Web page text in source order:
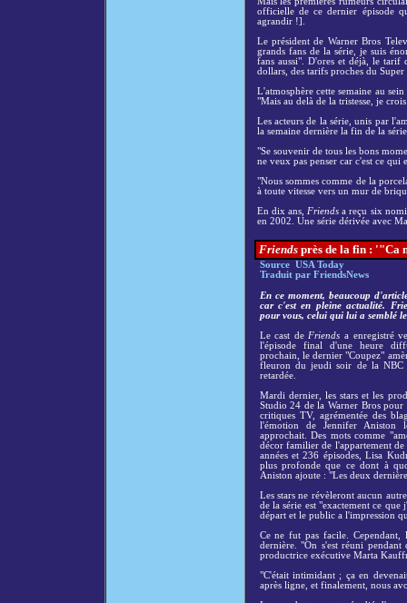
officielle de ce dernier épisode
agrandir !].
Le président de Warner Bros
grands fans de la série, je suis
fans aussi". D'ores et déjà, le tarif
dollars, des tarifs proches du
L'atmosphère cette semaine au
"Mais au delà de la tristesse, je
Les acteurs de la série, unis par
la semaine dernière la fin de la
"Se souvenir de tous les bons
ne veux pas penser car c'est ce qui
"Nous sommes comme de la
à toute vitesse vers un mur de
En dix ans, Friends a reçu six
en 2002. Une série dérivée avec
Friendsprès de la fin : '"Ca
Source USA Today
Traduit par FriendsNews
En ce moment, beaucoup
car c'est en pleine actualité.
pour vous, celui qui lui a semblé
Le cast de Friends a enregistré
l'épisode final d'une heure
prochain, le dernier "Coupez"
fleuron du jeudi soir de la
retardée.
Mardi dernier, les stars et les
Studio 24 de la Warner Bros
critiques TV, agrémentée des
l'émotion de Jennifer
approchait. Des mots comme
décor familier de l'appartement
années et 236 épisodes, Lisa
plus profonde que ce dont à
Aniston ajoute : "Les deux
Les stars ne révèleront aucun
de la série est "exactement ce
départ et le public a l'impression
Ce ne fut pas facile. Cependant,
dernière. "On s'est réuni
productrice exécutive Marta
"C'était intimidant ; ça en
après ligne, et finalement, nous